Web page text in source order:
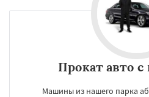
Прокат авто
Машины из нашего парка